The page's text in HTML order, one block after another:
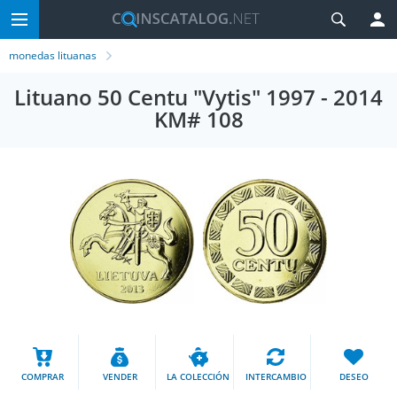
monedas lituanas
Lituano 50 Centu "Vytis" 1997 - 2014
KM# 108
COMPRAR VENDER LA COLECCIÓN INTERCAMBIO DESEO